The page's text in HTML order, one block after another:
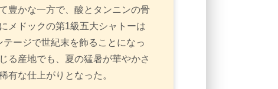
豊かな一方で、酸とタンニンの骨
メドックの第1級五大シャトーは
ージで世紀末を飾ることになっ
る産地でも、夏の猛暑が華やかさ
有な仕上がりとなった。